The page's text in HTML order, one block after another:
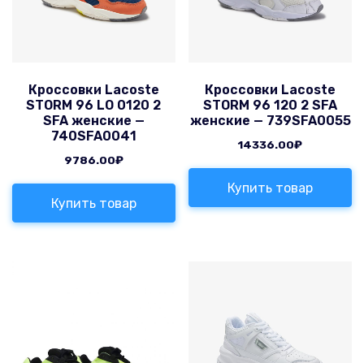
Кроссовки Lacoste
STORM 96 LO 0120 2
SFA женские —
740SFA0041
9786.00₽
Купить товар
Кроссовки Lacoste
STORM 96 120 2 SFA
женские — 739SFA0055
14336.00₽
Купить товар